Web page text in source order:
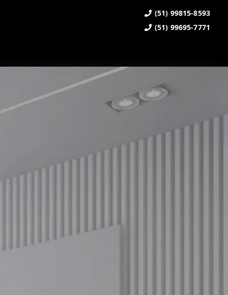
(51) 99815-8593
(51) 99695-7771